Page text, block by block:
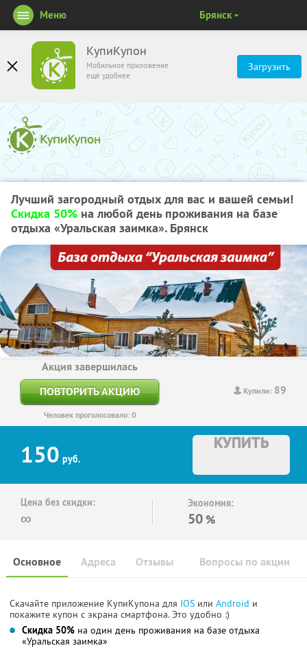
КупиКупон
Мобильное приложение
ещё удобнее
Загрузить
Меню Брянск
Лучший загородный отдых для вас и вашей семьи!
Скидка 50% на любой день проживания на базе
отдыха «Уральская заимка». Брянск
Купили: 89
Акция завершилась
ПОВТОРИТЬ АКЦИЮ
Человек проголосовало: 0
150 руб.
КУПИТЬ
Цена без скидки:
∞
Экономия:
50 %
Основное Отзывы Вопросы по акции
Адреса
Скачайте приложение КупиКупона для IOS или Android и
покажите купон с экрана смартфона. Это удобно :)
Скидка 50% на один день проживания на базе отдыха
«Уральская заимка»